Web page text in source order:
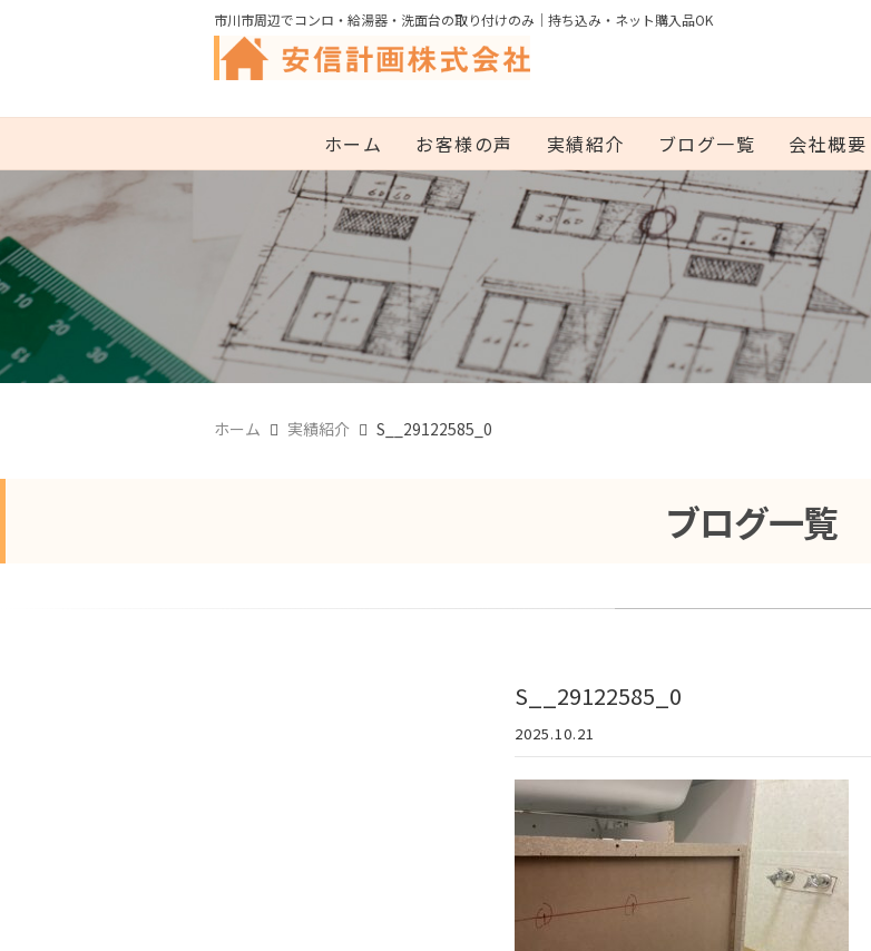
市川市周辺でコンロ・給湯器・洗面台の取り付けのみ｜持ち込み・ネット購入品OK
ホーム お客様の声 実績紹介 ブログ一覧 会社概要
ホーム 実績紹介 S__29122585_0
ブログ一覧
S__29122585_0
2025.10.21